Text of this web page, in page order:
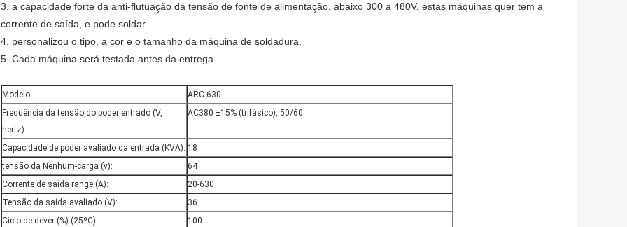
3. a capacidade forte da anti-flutuação da tensão de fonte de alimentação, abaixo 300 a 480V, estas máquinas quer tem a
corrente de saída, e pode soldar.
4. personalizou o tipo, a cor e o tamanho da máquina de soldadura.
5. Cada máquina será testada antes da entrega.
Modelo:
ARC-630
Frequência da tensão do poder entrado (V,
hertz):
AC380 ±15% (trifásico), 50/60
Capacidade de poder avaliado da entrada (KVA): 18
tensão da Nenhum-carga (v):
64
Corrente de saída range.(A):
20-630
Tensão da saída avaliado (V):
36
Ciclo de dever (%) (25ºC):
100